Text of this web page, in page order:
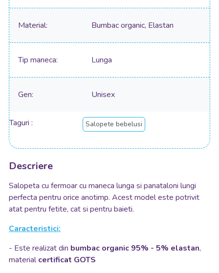
Material Bumbac organic, Elastan
Tip maneca Lunga
Gen Unisex
Taguri Salopete bebelusi
Descriere
Salopeta cu fermoar cu maneca lunga si panataloni lungi
perfecta pentru orice anotimp. Acest model este potrivit
atat pentru fetite, cat si pentru baieti.
Caracteristici:
- Este realizat din bumbac organic 95% - 5% elastan,
material certificat GOTS